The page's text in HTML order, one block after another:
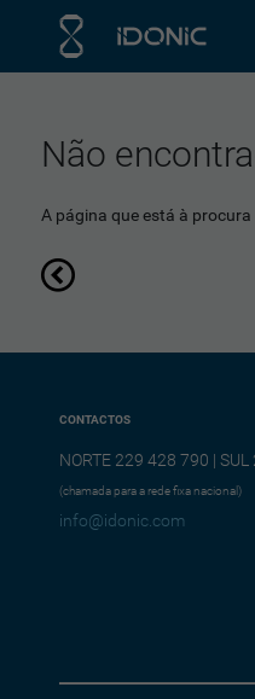
Não
A página que está à
CONTACTOS
NORTE 229 428 790 |
(chamada para a rede fixa nacional)
info@idonic.com